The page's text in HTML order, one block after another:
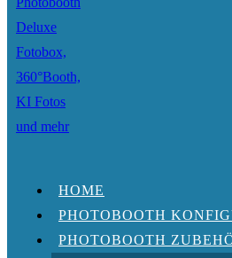
HOME
PHOTOBOOTH
PHOTOBOOTH